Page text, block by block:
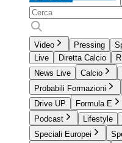
Video Pressing
Live
Diretta Calcio
News Live
Calcio
Probabili Formazioni
Drive UP
Formula E
Podcast
Lifestyle
Speciali Europei